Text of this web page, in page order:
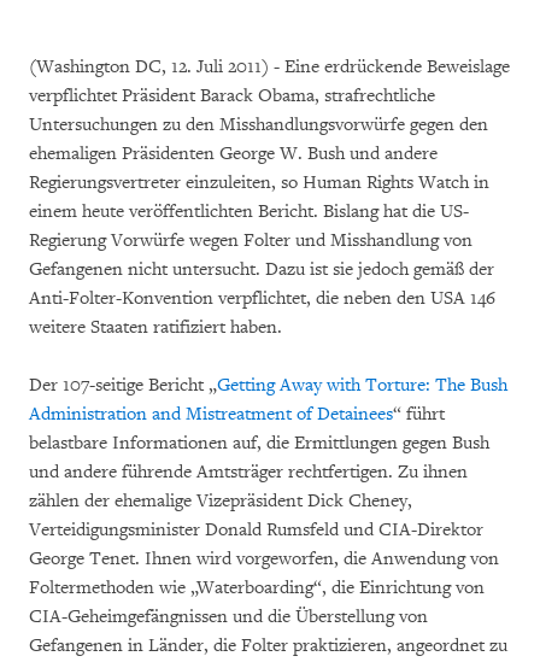
(Washington DC, 12. Juli 2011) - Eine erdrückende Beweislage
verpflichtet Präsident Barack Obama, strafrechtliche
Untersuchungen zu den Misshandlungsvorwürfe gegen den
ehemaligen Präsidenten George W. Bush und andere
Regierungsvertreter einzuleiten, so Human Rights Watch in
einem heute veröffentlichten Bericht. Bislang hat die US-
Regierung Vorwürfe wegen Folter und Misshandlung von
Gefangenen nicht untersucht. Dazu ist sie jedoch gemäß der
Anti-Folter-Konvention verpflichtet, die neben den USA 146
weitere Staaten ratifiziert haben.
Der 107-seitige Bericht „Getting Away with Torture: The Bush
Administration and Mistreatment of Detainees“ führt
belastbare Informationen auf, die Ermittlungen gegen Bush
und andere führende Amtsträger rechtfertigen. Zu ihnen
zählen der ehemalige Vizepräsident Dick Cheney,
Verteidigungsminister Donald Rumsfeld und CIA-Direktor
George Tenet. Ihnen wird vorgeworfen, die Anwendung von
Foltermethoden wie „Waterboarding“, die Einrichtung von
CIA-Geheimgefängnissen und die Überstellung von
Gefangenen in Länder, die Folter praktizieren, angeordnet zu